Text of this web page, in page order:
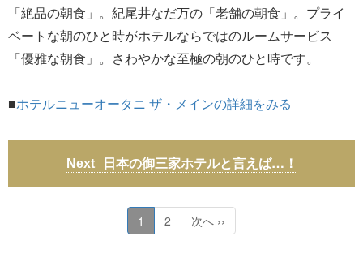
「絶品の朝食」。紀尾井なだ万の「老舗の朝食」。プライ
ベートな朝のひと時がホテルならではのルームサービス
「優雅な朝食」。さわやかな至極の朝のひと時です。
■ホテルニューオータニ ザ・メインの詳細をみる
日本の御三家ホテルと言えば…！
1 2 次へ ››